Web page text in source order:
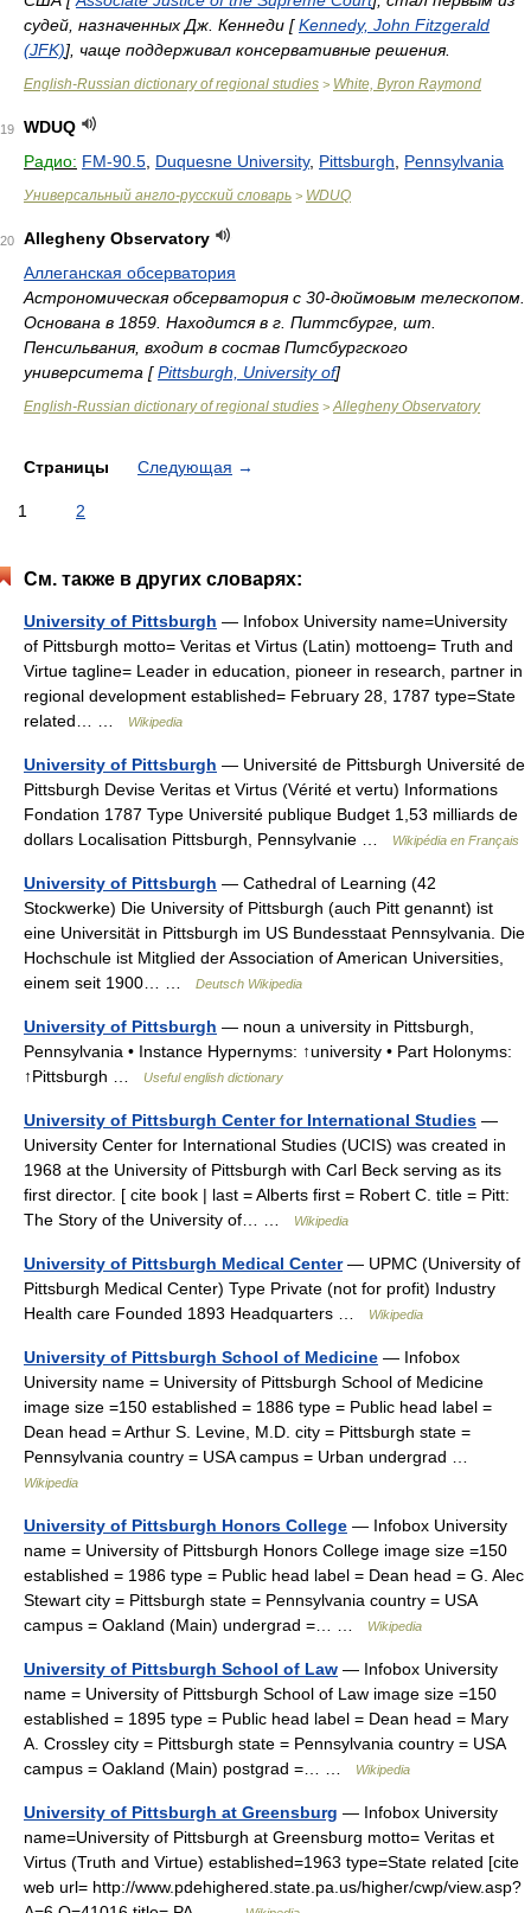
судей, назначенных Дж. Кеннеди [Kennedy, John Fitzgerald
(JFK)], чаще поддерживал консервативные решения.
English-Russian dictionary of regional studies > White, Byron Raymond
19
WDUQ
Радио: FM-90.5 Duquesne University, Pittsburgh Pennsylvania
Универсальный англо-русский словарь > WDUQ
20
Allegheny Observatory
Аллеганская обсерватория
Астрономическая обсерватория с 30-дюймовым телескопом.
Основана в 1859. Находится в г. Питтсбурге, шт.
Пенсильвания, входит в состав Питсбургского
университета [Pittsburgh, University of]
English-Russian dictionary of regional studies > Allegheny Observatory
Страницы Следующая →
1 2
См. также в других словарях:
University of Pittsburgh — Infobox University name=University
of Pittsburgh motto= Veritas et Virtus (Latin) mottoeng= Truth and
Virtue tagline= Leader in education, pioneer in research, partner in
regional development established= February 28, 1787 type=State
related… …
Wikipedia
University of Pittsburgh — Université de Pittsburgh Université de
Pittsburgh Devise Veritas et Virtus (Vérité et vertu) Informations
Fondation 1787 Type Université publique Budget 1,53 milliards de
dollars Localisation Pittsburgh, Pennsylvanie …
Wikipédia en Français
University of Pittsburgh — Cathedral of Learning (42
Stockwerke) Die University of Pittsburgh (auch Pitt genannt) ist
eine Universität in Pittsburgh im US Bundesstaat Pennsylvania. Die
Hochschule ist Mitglied der Association of American Universities,
einem seit 1900… …
Deutsch Wikipedia
University of Pittsburgh — noun a university in Pittsburgh,
Pennsylvania • Instance Hypernyms: ↑university • Part Holonyms:
↑Pittsburgh …
Useful english dictionary
University of Pittsburgh Center for International Studies —
University Center for International Studies (UCIS) was created in
1968 at the University of Pittsburgh with Carl Beck serving as its
first director. [ cite book | last = Alberts first = Robert C. title = Pitt:
The Story of the University of… …
Wikipedia
University of Pittsburgh Medical Center— UPMC (University of
Pittsburgh Medical Center) Type Private (not for profit) Industry
Health care Founded 1893 Headquarters …
Wikipedia
University of Pittsburgh School of Medicine — Infobox
University name = University of Pittsburgh School of Medicine
image size =150 established = 1886 type = Public head label =
Dean head = Arthur S. Levine, M.D. city = Pittsburgh state =
Pennsylvania country = USA campus = Urban undergrad …
Wikipedia
University of Pittsburgh Honors College — Infobox University
name = University of Pittsburgh Honors College image size =150
established = 1986 type = Public head label = Dean head = G. Alec
Stewart city = Pittsburgh state = Pennsylvania country = USA
campus = Oakland (Main) undergrad =… …
Wikipedia
University of Pittsburgh School of Law — Infobox University
name = University of Pittsburgh School of Law image size =150
established = 1895 type = Public head label = Dean head = Mary
A. Crossley city = Pittsburgh state = Pennsylvania country = USA
campus = Oakland (Main) postgrad =… …
Wikipedia
University of Pittsburgh at Greensburg — Infobox University
name=University of Pittsburgh at Greensburg motto= Veritas et
Virtus (Truth and Virtue) established=1963 type=State related [cite
web url= http://www.pdehighered.state.pa.us/higher/cwp/view.asp?